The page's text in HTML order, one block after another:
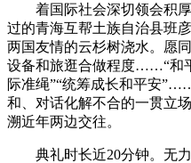
着国际社会深切领会积厚
过的青海互帮土族自治县班
两国友情的云杉树浇水。愿
设备和旅逛合做程度……“和
际准绳”“统筹成长和平安
和、对话化解不合的一贯立
溯近年两边交往。
典礼时长近20分钟。无力